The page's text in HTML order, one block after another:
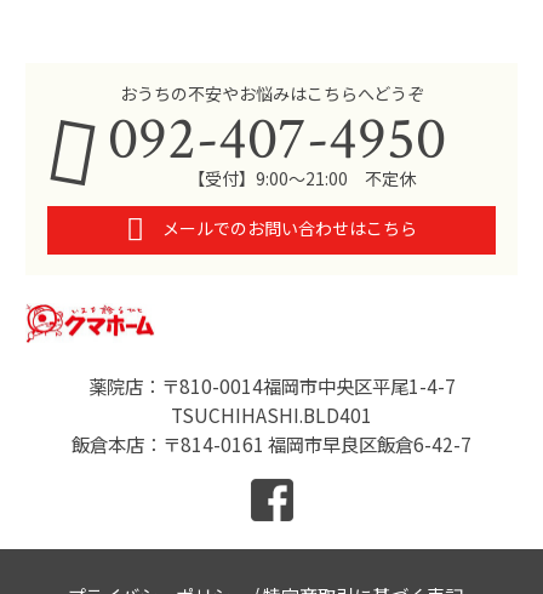
薬院店：〒810-0014福岡市中央区平尾1-4-7
TSUCHIHASHI.BLD401
飯倉本店：〒814-0161 福岡市早良区飯倉6-42-7
おうちの不安やお悩みはこちらへどうぞ
092-407-4950
【受付】9:00～21:00 不定休
メールでのお問い合わせはこちら